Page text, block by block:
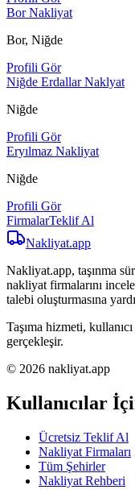
Bor Nakliyat
Bor, Niğde
Profili Gör
Niğde Erdallar Naklyat
Niğde
Profili Gör
Eryılmaz Nakliyat
Niğde
Profili Gör
FirmalarTeklif Al
Nakliyat.app
Nakliyat.app, taşınma
nakliyat firmalarını
talebi oluşturmasına
Taşıma hizmeti,
gerçekleşir.
© 2026 nakliyat.app
Kullanıcılar
Ücretsiz Teklif Al
Nakliyat Firmaları
Tüm Şehirler
Nakliyat Rehberi